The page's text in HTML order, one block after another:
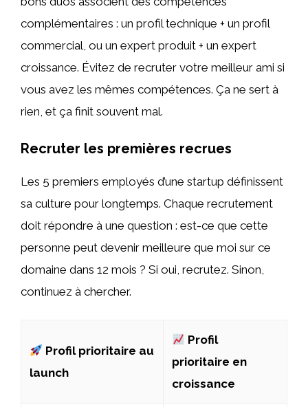
complémentaires : un profil technique + un profil
commercial, ou un expert produit + un expert
croissance. Évitez de recruter votre meilleur ami si
vous avez les mêmes compétences. Ça ne sert à
rien, et ça finit souvent mal.
Recruter les premières recrues
Les 5 premiers employés d’une startup définissent
sa culture pour longtemps. Chaque recrutement
doit répondre à une question : est-ce que cette
personne peut devenir meilleure que moi sur ce
domaine dans 12 mois ? Si oui, recrutez. Sinon,
continuez à chercher.
Profil prioritaire au
launch
Profil
prioritaire en
croissance